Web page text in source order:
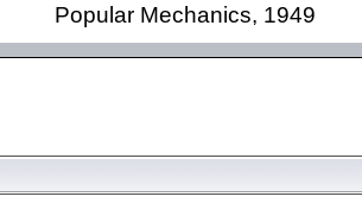
Popular Mechanics, 1949